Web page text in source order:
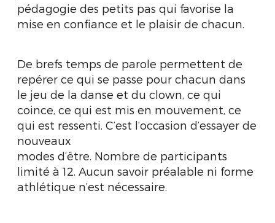
pédagogie des petits pas qui favorise la
mise en confiance et le plaisir de chacun.
De brefs temps de parole permettent de
repérer ce qui se passe pour chacun dans
le jeu de la danse et du clown, ce qui
coince, ce qui est mis en mouvement, ce
qui est ressenti. C’est l’occasion d’essayer de
nouveaux
modes d’être. Nombre de participants
limité à 12. Aucun savoir préalable ni forme
athlétique n’est nécessaire.